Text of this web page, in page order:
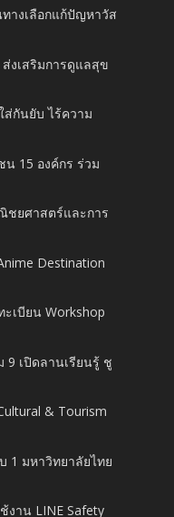
ทางเลือกแก้ปัญหาวัส
งเสริมการดูแลสุข
ส่กันยับ ไร้ความ
น 15 องค์กร ร่วม
ชยศาสตร์และการ
Destination
ะเบียน Workshop
9 เปิดลานเรียนรู้ ชู
& Tourism
1 มหาวิทยาลัยไทย
งาน LINE Safety